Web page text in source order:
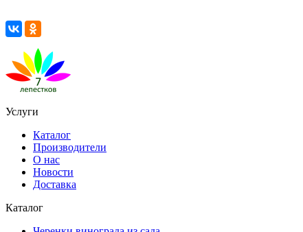
Услуги
Каталог
Производители
О нас
Новости
Доставка
Каталог